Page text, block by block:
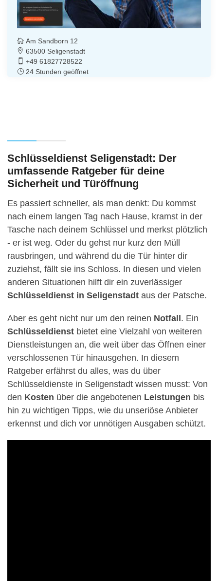
Am Sandborn 12
63500 Seligenstadt
+49 61827728522
24 Stunden geöffnet
Schlüsseldienst Seligenstadt: Der
umfassende Ratgeber für deine
Sicherheit und Türöffnung
Es passiert schneller, als man denkt: Du kommst
nach einem langen Tag nach Hause, kramst in der
Tasche nach deinem Schlüssel und merkst plötzlich
- er ist weg. Oder du gehst nur kurz den Müll
rausbringen, und während du die Tür hinter dir
zuziehst, fällt sie ins Schloss. In diesen und vielen
anderen Situationen hilft dir ein zuverlässiger
Schlüsseldienst in Seligenstadt aus der Patsche.
Aber es geht nicht nur um den reinen Notfall. Ein
Schlüsseldienst bietet eine Vielzahl von weiteren
Dienstleistungen an, die weit über das Öffnen einer
verschlossenen Tür hinausgehen. In diesem
Ratgeber erfährst du alles, was du über
Schlüsseldienste in Seligenstadt wissen musst: Von
den Kosten über die angebotenen Leistungen bis
hin zu wichtigen Tipps, wie du unseriöse Anbieter
erkennst und dich vor unnötigen Ausgaben schützt.